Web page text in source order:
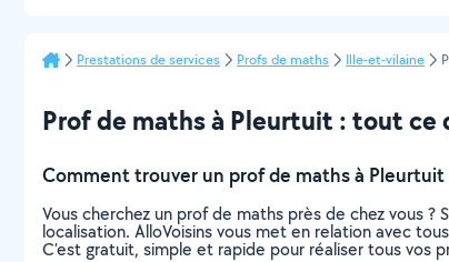
Prestations de services Profs de maths Ille-et-vilaine
Prof de maths à Pleurtuit : tout ce
Comment trouver un prof de maths à Pleurtuit
Vous cherchez un prof de maths près de chez vous
localisation. AlloVoisins vous met en relation avec
C’est gratuit, simple et rapide pour réaliser tous vos